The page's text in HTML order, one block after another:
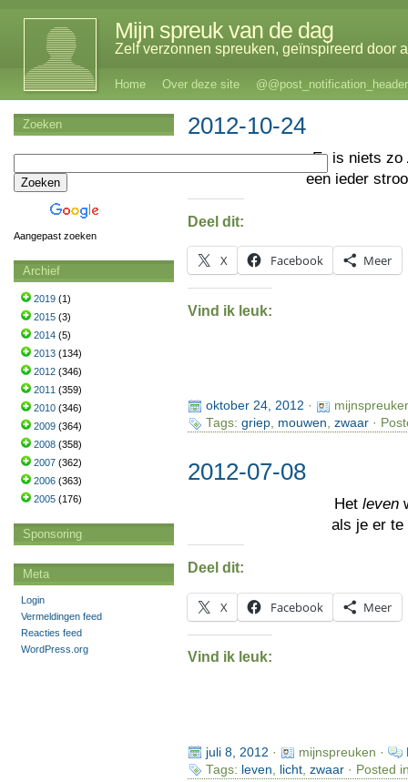
Mijn spreuk van de dag
Zelf verzonnen spreuken, geïnspireerd door
Home Over deze site @@post_notification_header
2012-10-24
Er is niets zo
een ieder
Deel dit:
X Facebook Meer
Vind ik leuk:
oktober 24, 2012 ·
Tags: griep, mouwen, zwaar·
2012-07-08
Het leven
als je er te
Deel dit:
X Facebook Meer
Vind ik leuk:
juli 8, 2012 · mijnspreuken ·
Tags: leven licht, zwaar· Posted
Zoeken
Aangepast zoeken
Archief
2019 (1)
2015 (3)
2014 (5)
2013 (134)
2012 (346)
2011 (359)
2010 (346)
2009 (364)
2008 (358)
2007 (362)
2006 (363)
2005 (176)
Sponsoring
Meta
Login
Vermeldingen feed
Reacties feed
WordPress.org